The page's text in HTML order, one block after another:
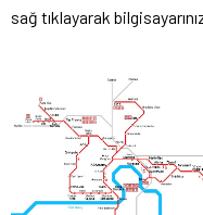
sağ tıklayarak